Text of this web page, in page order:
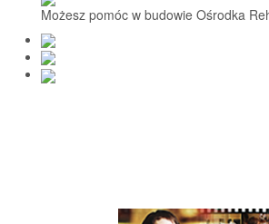
Nasi Beneficjenci
Ośrodek Reh-Szkol
Sprawozdania
Możesz pomóc w budowie Ośrodka